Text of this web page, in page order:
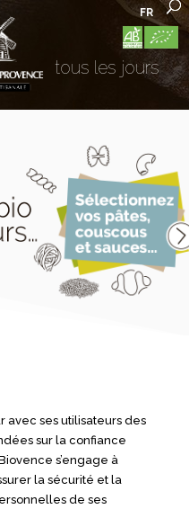
FR
tous les jours
avec ses utilisateurs des
sur la confiance
s’engage à
la sécurité et la
de ses